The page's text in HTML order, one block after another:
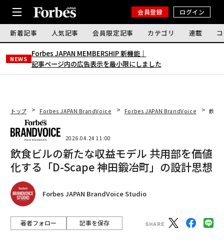
会員登録 ログイン
新着記事 人気記事 会員限定記事 カテゴリ 連載
NEWS
Forbes JAPAN MEMBERSHIP 新機能｜
記事ページ内の広告表示を最小限にしました
トップ Forbes JAPAN BrandVoice Forbes JAPAN BrandVoice 飲食
2026.04.24 11:00
飲食ビルの新たな収益モデル 共用部を価値
化する「D-Scape 神田鍛冶町」の設計思想
Forbes JAPAN BrandVoice Studio
著者フォロー 記事を保存